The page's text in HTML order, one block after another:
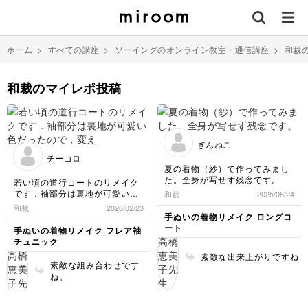
ホーム > すべての講座 > ソーイングのオンライン教室・通信講座 > 和裁
和裁のマイレポ投稿
チーコロ
若い頃の道行コートのリメイク
です．袖部分は裏地が可愛い色
だったので，変えてみました。
チクチク楽しく出来ました💕
和裁 2026/02/23
手ぬいの着物リメイク フレア袖
チュニック
素敵な組み合わせです
ね。
ぎんねこ
夏の着物（紗）で作ってみまし
た。全身が写せず残念です。
和裁 2025/08/24
手ぬいの着物リメイク ロングコ
ート
素敵な出来上がりですね